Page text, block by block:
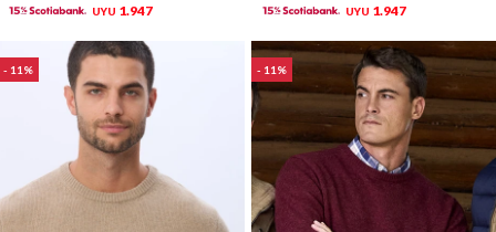
UYU 1.947 UYU 1.947
11 11